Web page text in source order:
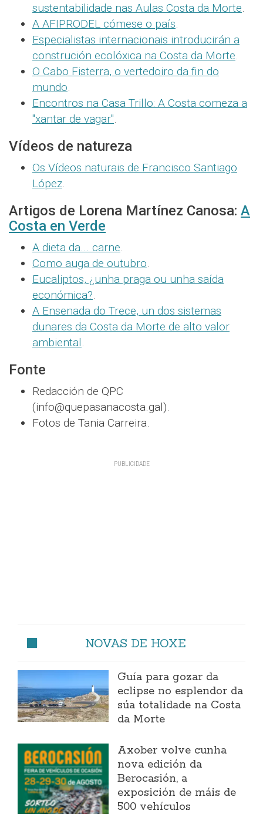
sustentabilidade nas Aulas Costa da Morte.
A AFIPRODEL cómese o país.
Especialistas internacionais introducirán a
construción ecolóxica na Costa da Morte.
O Cabo Fisterra, o vertedoiro da fin do
mundo.
Encontros na Casa Trillo: A Costa comeza a
"xantar de vagar".
Vídeos de natureza
Os Vídeos naturais de Francisco Santiago
López.
Artigos de Lorena Martínez Canosa: A
Costa en Verde
A dieta da... carne.
Como auga de outubro.
Eucaliptos, ¿unha praga ou unha saída
económica?.
A Ensenada do Trece, un dos sistemas
dunares da Costa da Morte de alto valor
ambiental.
Fonte
Redacción de QPC
(info@quepasanacosta.gal).
Fotos de Tania Carreira.
NOVAS DE HOXE
Guía para gozar da
eclipse no esplendor da
súa totalidade na Costa
da Morte
Axober volve cunha
nova edición da
Berocasión, a
exposición de máis de
500 vehículos